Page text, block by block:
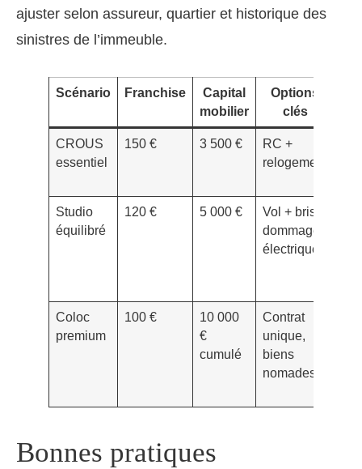
ajuster selon assureur, quartier et historique des
sinistres de l’immeuble.
Scénario Franchise
Capital
mobilier
Options
clés
CROUS
essentiel
150 € 3 500 €
RC +
relogement
Studio
équilibré
120 € 5 000 €
Vol + bris +
dommages
électriques
Coloc
premium
100 €
10 000
€
cumulé
Contrat
unique,
biens
nomades
Bonnes pratiques